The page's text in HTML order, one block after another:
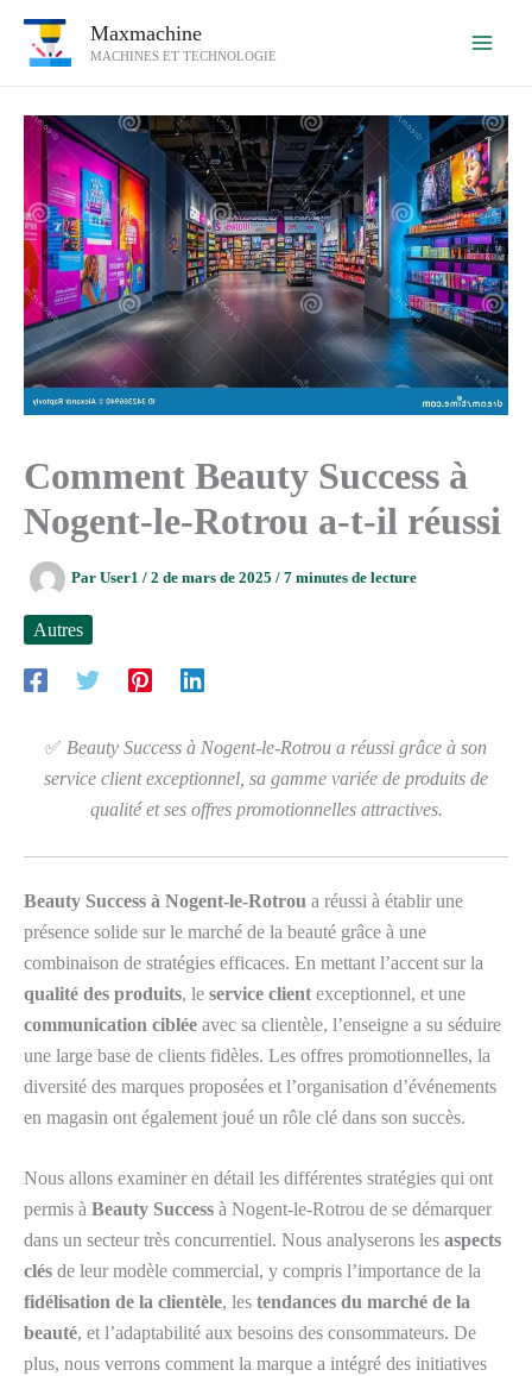
Maxmachine
MACHINES ET TECHNOLOGIE
Comment Beauty Success à
Nogent-le-Rotrou a-t-il réussi
Par User1 / 2 de mars de 2025 / 7 minutes de lecture
Autres
✅ Beauty Success à Nogent-le-Rotrou a réussi grâce à son
service client exceptionnel, sa gamme variée de produits de
qualité et ses offres promotionnelles attractives.
Beauty Success à Nogent-le-Rotrou a réussi à établir une
présence solide sur le marché de la beauté grâce à une
combinaison de stratégies efficaces. En mettant l’accent sur la
qualité des produits, le service client exceptionnel, et une
communication ciblée avec sa clientèle, l’enseigne a su séduire
une large base de clients fidèles. Les offres promotionnelles, la
diversité des marques proposées et l’organisation d’événements
en magasin ont également joué un rôle clé dans son succès.
Nous allons examiner en détail les différentes stratégies qui ont
permis à Beauty Success à Nogent-le-Rotrou de se démarquer
dans un secteur très concurrentiel. Nous analyserons les aspects
clés de leur modèle commercial, y compris l’importance de la
fidélisation de la clientèle, les tendances du marché de la
beauté, et l’adaptabilité aux besoins des consommateurs. De
plus, nous verrons comment la marque a intégré des initiatives